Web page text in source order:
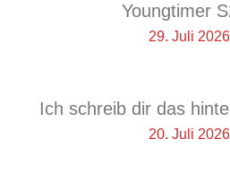
Youngtimer
29. Juli 2026
Ich schreib dir das
20. Juli 2026